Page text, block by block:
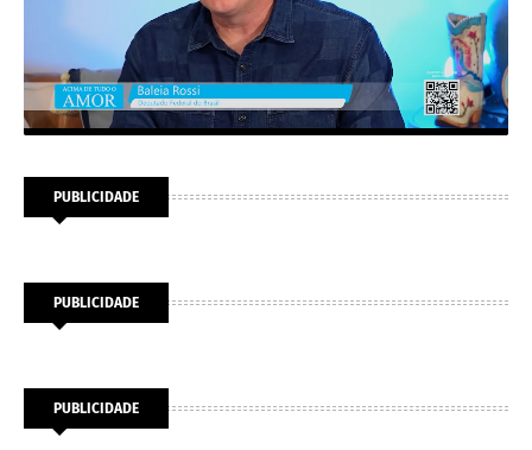
PUBLICIDADE
PUBLICIDADE
PUBLICIDADE